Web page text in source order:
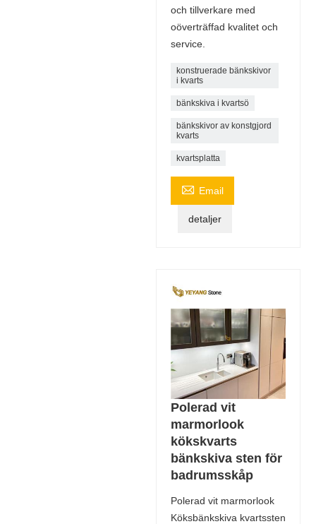
och tillverkare med
oöverträffad kvalitet och
service.
konstruerade bänkskivor
i kvarts
bänkskiva i kvartsö
bänkskivor av konstgjord
kvarts
kvartsplatta
 Email
detaljer
Polerad vit
marmorlook
kökskvarts
bänkskiva sten för
badrumsskåp
Polerad vit marmorlook
Köksbänkskiva kvartssten